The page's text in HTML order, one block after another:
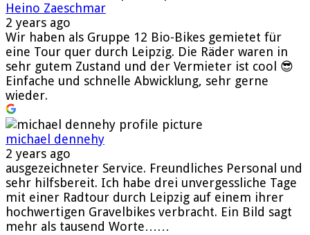
Heino Zaeschmar
2 years ago
Wir haben als Gruppe 12 Bio-Bikes gemietet für
eine Tour quer durch Leipzig. Die Räder waren in
sehr gutem Zustand und der Vermieter ist cool 😎
Einfache und schnelle Abwicklung, sehr gerne
wieder.
michael dennehy
2 years ago
ausgezeichneter Service. Freundliches Personal und
sehr hilfsbereit. Ich habe drei unvergessliche Tage
mit einer Radtour durch Leipzig auf einem ihrer
hochwertigen Gravelbikes verbracht. Ein Bild sagt
mehr als tausend Worte……